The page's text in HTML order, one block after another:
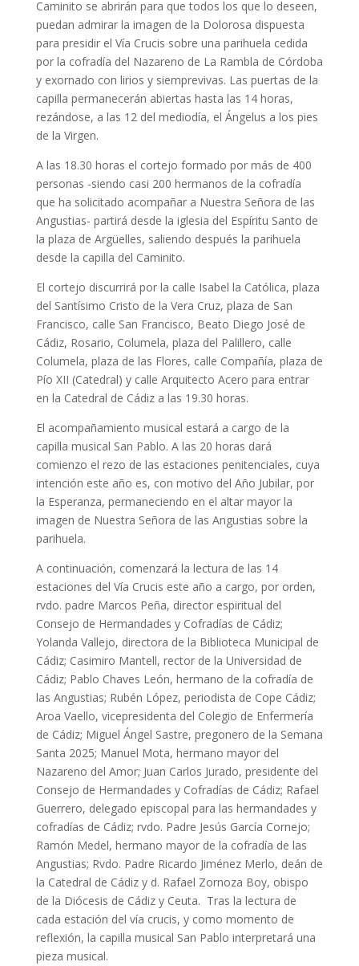
Caminito se abrirán para que todos los que lo deseen,
puedan admirar la imagen de la Dolorosa dispuesta
para presidir el Vía Crucis sobre una parihuela cedida
por la cofradía del Nazareno de La Rambla de Córdoba
y exornado con lirios y siemprevivas. Las puertas de la
capilla permanecerán abiertas hasta las 14 horas,
rezándose, a las 12 del mediodía, el Ángelus a los pies
de la Virgen.
A las 18.30 horas el cortejo formado por más de 400
personas -siendo casi 200 hermanos de la cofradía
que ha solicitado acompañar a Nuestra Señora de las
Angustias- partirá desde la iglesia del Espíritu Santo de
la plaza de Argüelles, saliendo después la parihuela
desde la capilla del Caminito.
El cortejo discurrirá por la calle Isabel la Católica, plaza
del Santísimo Cristo de la Vera Cruz, plaza de San
Francisco, calle San Francisco, Beato Diego José de
Cádiz, Rosario, Columela, plaza del Palillero, calle
Columela, plaza de las Flores, calle Compañía, plaza de
Pío XII (Catedral) y calle Arquitecto Acero para entrar
en la Catedral de Cádiz a las 19.30 horas.
El acompañamiento musical estará a cargo de la
capilla musical San Pablo. A las 20 horas dará
comienzo el rezo de las estaciones penitenciales, cuya
intención este año es, con motivo del Año Jubilar, por
la Esperanza, permaneciendo en el altar mayor la
imagen de Nuestra Señora de las Angustias sobre la
parihuela.
A continuación, comenzará la lectura de las 14
estaciones del Vía Crucis este año a cargo, por orden,
rvdo. padre Marcos Peña, director espiritual del
Consejo de Hermandades y Cofradías de Cádiz;
Yolanda Vallejo, directora de la Biblioteca Municipal de
Cádiz; Casimiro Mantell, rector de la Universidad de
Cádiz; Pablo Chaves León, hermano de la cofradía de
las Angustias; Rubén López, periodista de Cope Cádiz;
Aroa Vaello, vicepresidenta del Colegio de Enfermería
de Cádiz; Miguel Ángel Sastre, pregonero de la Semana
Santa 2025; Manuel Mota, hermano mayor del
Nazareno del Amor; Juan Carlos Jurado, presidente del
Consejo de Hermandades y Cofradías de Cádiz; Rafael
Guerrero, delegado episcopal para las hermandades y
cofradías de Cádiz; rvdo. Padre Jesús García Cornejo;
Ramón Medel, hermano mayor de la cofradía de las
Angustias; Rvdo. Padre Ricardo Jiménez Merlo, deán de
la Catedral de Cádiz y d. Rafael Zornoza Boy, obispo
de la Diócesis de Cádiz y Ceuta. Tras la lectura de
cada estación del vía crucis, y como momento de
reflexión, la capilla musical San Pablo interpretará una
pieza musical.